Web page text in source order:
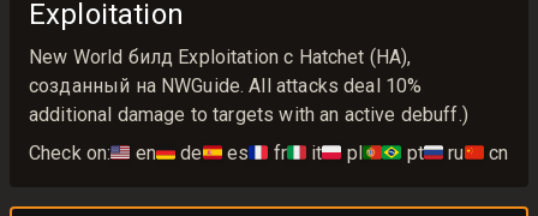
Exploitation
New World билд Exploitation с Hatchet (HA),
созданный на NWGuide. All attacks deal 10%
additional damage to targets with an active debuff.)
Check on:🇺🇸 en🇩🇪 de🇪🇸 es🇫🇷 fr🇮🇹 it🇵🇱 pl🇵🇹🇧🇷 pt🇷🇺 ru🇨🇳 cn